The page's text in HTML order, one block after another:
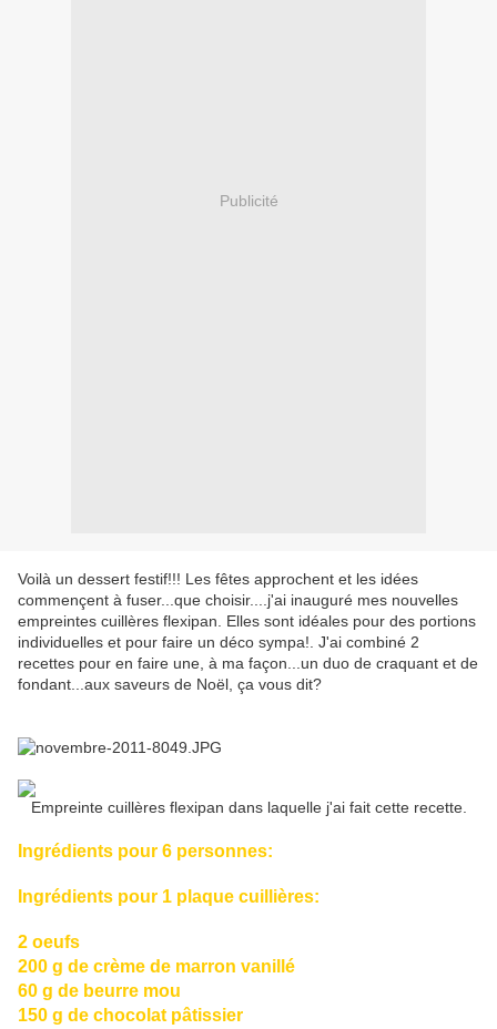
Publicité
Voilà un dessert festif!!! Les fêtes approchent et les idées
commençent à fuser...que choisir....j'ai inauguré mes nouvelles
empreintes cuillères flexipan. Elles sont idéales pour des portions
individuelles et pour faire un déco sympa!. J'ai combiné 2
recettes pour en faire une, à ma façon...un duo de craquant et de
fondant...aux saveurs de Noël, ça vous dit?
Empreinte cuillères flexipan dans laquelle j'ai fait cette recette.
Ingrédients pour 6 personnes:
Ingrédients pour 1 plaque cuillières:
2 oeufs
200 g de crème de marron vanillé
60 g de beurre mou
150 g de chocolat pâtissier